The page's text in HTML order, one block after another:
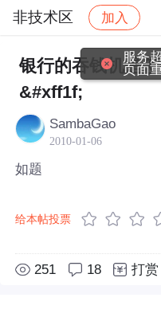
非技术区 加入
社区 非技术区
银行的吞钱机是
&#xff1f;
SambaGao
2010-01-06
如题
给本帖投票
251 18 打赏
服务
页面